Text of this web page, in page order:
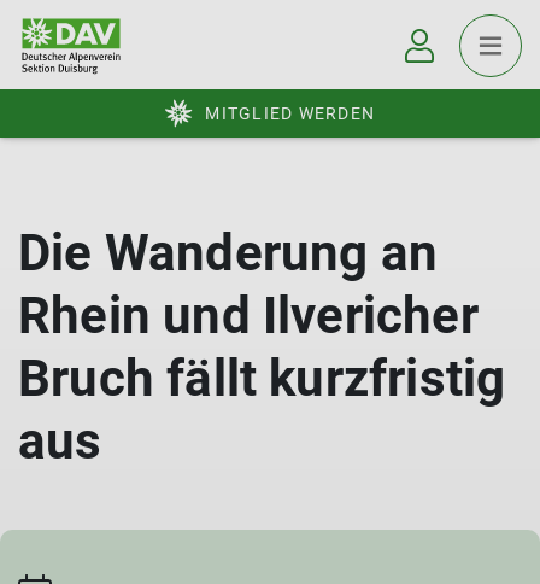
MITGLIED WERDEN
Die Wanderung an
Rhein und Ilvericher
Bruch fällt kurzfristig
aus